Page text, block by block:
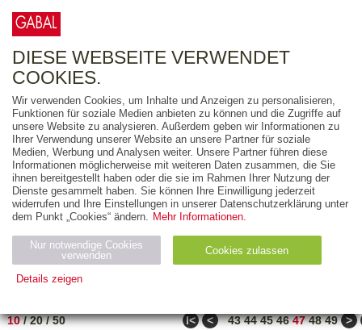
FREITEXT
AUSGABEART
AUS DER REIHE
ZUM THEMA
Neuerscheinung
Bestseller
PREIS
10/20/50 ǀ< < 43 44 45 46 47 48 49 >
DIESE WEBSEITE VERWENDET
COOKIES.
Wir verwenden Cookies, um Inhalte und Anzeigen zu personalisieren,
Funktionen für soziale Medien anbieten zu können und die Zugriffe auf
unsere Website zu analysieren. Außerdem geben wir Informationen zu
Ihrer Verwendung unserer Website an unsere Partner für soziale
Medien, Werbung und Analysen weiter. Unsere Partner führen diese
Informationen möglicherweise mit weiteren Daten zusammen, die Sie
ihnen bereitgestellt haben oder die sie im Rahmen Ihrer Nutzung der
Dienste gesammelt haben. Sie können Ihre Einwilligung jederzeit
widerrufen und Ihre Einstellungen in unserer Datenschutzerklärung unter
dem Punkt „Cookies“ ändern. Mehr Informationen.
Nur notwendige Cookies
verwenden
Cookies zulassen
Details zeigen